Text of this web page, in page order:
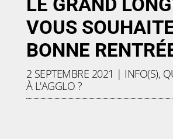
LE GRAND
VOUS
BONNE
2 SEPTEMBRE 2021 | INFO(S),
À L'AGGLO ?